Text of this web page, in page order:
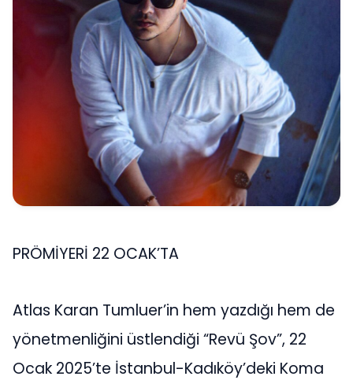
PRÖMİYERİ 22 OCAK’TA
Atlas Karan Tumluer’in hem yazdığı hem de
yönetmenliğini üstlendiği “Revü Şov”, 22
Ocak 2025’te İstanbul-Kadıköy’deki Koma